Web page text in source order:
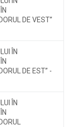
DE VEST”
ÎN
DE EST” -
ÎN